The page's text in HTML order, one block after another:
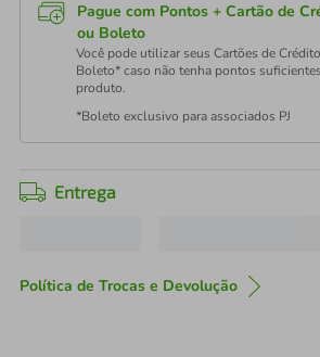
Pague com Pontos + Cartão de
ou Boleto
Você pode utilizar seus Cartões de
Boleto* caso não tenha pontos
produto.
*Boleto exclusivo para associados PJ
Entrega
Política de Trocas e Devolução